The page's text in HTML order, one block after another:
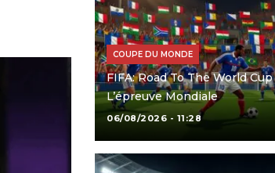
COUPE DU MONDE
FIFA: Road To The World
L’épreuve Mondiale
06/08/2026 - 11:28